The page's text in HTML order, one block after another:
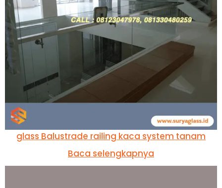
glass Balustrade railing kaca system tanam
Baca selengkapnya